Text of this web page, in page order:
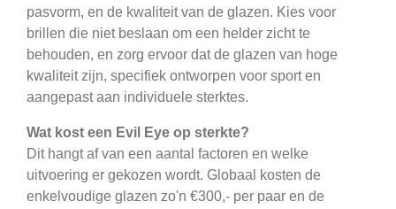
pasvorm, en de kwaliteit van de glazen. Kies voor
brillen die niet beslaan om een helder zicht te
behouden, en zorg ervoor dat de glazen van hoge
kwaliteit zijn, specifiek ontworpen voor sport en
aangepast aan individuele sterktes.
Wat kost een Evil Eye op sterkte?
Dit hangt af van een aantal factoren en welke
uitvoering er gekozen wordt. Globaal kosten de
enkelvoudige glazen zo'n €300,- per paar en de